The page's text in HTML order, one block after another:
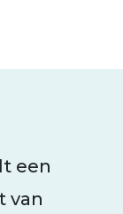
een
van